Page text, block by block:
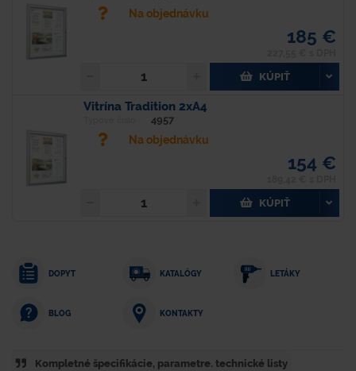
Na objednávku
185 €
KÚPIŤ
Vitrína Tradition 2xA4
4957
Na objednávku
154 €
KÚPIŤ
DOPYT KATALÓGY LETÁKY
BLOG KONTAKTY
Kompletné špecifikácie, parametre. technické listy